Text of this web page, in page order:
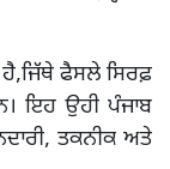
ਫੈਸਲੇ ਸਿਰਫ਼
ਇਹ ਉਹੀ ਪੰਜਾਬ
ਤਕਨੀਕ ਅਤੇ